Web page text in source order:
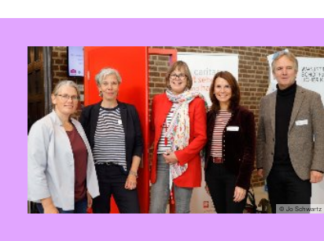
© Jo Schwartz